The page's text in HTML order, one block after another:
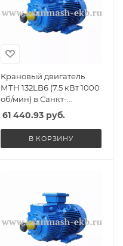
Крановый двигатель
МТН 132LB6 (7.5 кВт 1000
об/мин) в Санкт-
Петербурге, Спб
61 440.93руб.
В КОРЗИНУ